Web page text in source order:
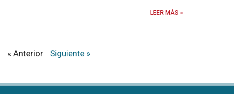
LEER MÁS »
« Anterior Siguiente »